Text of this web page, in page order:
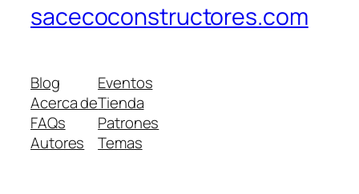
sacecoconstructores.com
Blog
Acerca de
FAQs
Autores
Eventos
Tienda
Patrones
Temas